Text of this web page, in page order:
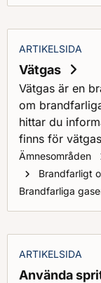
ARTIKELSIDA
Vätgas
Vätgas är en
om
hittar du
finns för
pågående
som bedrivs
Ämnesområden
Brandfarligt
Brandfarliga
ARTIKELSIDA
Använda